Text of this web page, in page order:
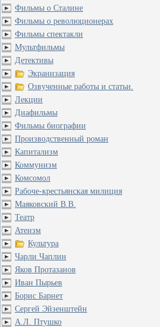
Фильмы о Сталине
Фильмы о революционерах
Фильмы спектакли
Мультфильмы
Детективы
Экранизация
Озвученные работы и статьи.
Лекции
Диафильмы
Фильмы биографии
Производственный роман
Капитализм
Коммунизм
Комсомол
Рабоче-крестьянская милиция
Маяковский В.В.
Театр
Атеизм
Культура
Чарли Чаплин
Яков Протазанов
Иван Пырьев
Борис Барнет
Сергей Эйзенштейн
А.Л. Птушко